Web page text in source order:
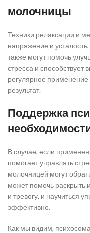
молочницы
Техники релаксации и
напряжение и
также могут помочь
стресса и способствует
регулярное
результат.
Поддержка
В случае, если
помогает управлять
молочницей могут
может помочь раскрыть
и тревогу, и научиться
эффективно.
Как мы видим,